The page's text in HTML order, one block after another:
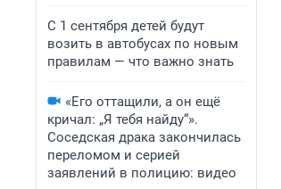
С 1 сентября детей будут
возить в автобусах по новым
правилам — что важно знать
«Его оттащили, а он ещё
кричал: „Я тебя найду“».
Соседская драка закончилась
переломом и серией
заявлений в полицию: видео